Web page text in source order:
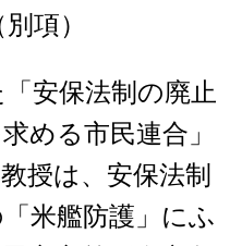
項）
安保法制の廃止
める市民連合」
授は、安保法制
米艦防護」にふ